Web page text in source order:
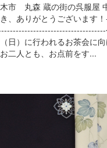
市 丸森 蔵の街の呉服屋
、ありがとうございます
日）に行われるお茶会に
二人とも、お点前をす...